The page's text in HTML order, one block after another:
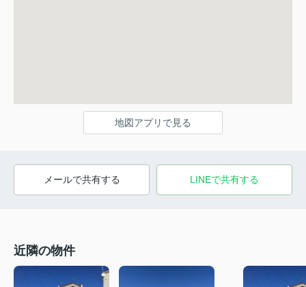
地図アプリで見る
メールで共有する LINEで共有する
近隣の物件